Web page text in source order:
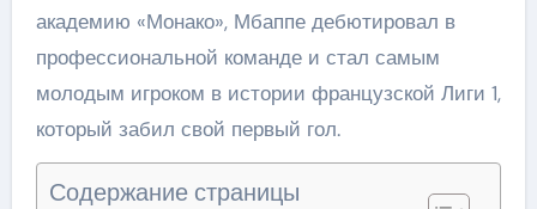
академию «Монако», Мбаппе дебютировал в
профессиональной команде и стал самым
молодым игроком в истории французской Лиги 1,
который забил свой первый гол.
Содержание страницы